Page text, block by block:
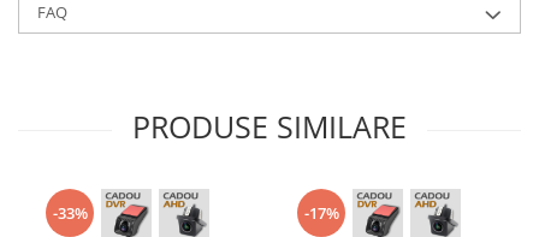
FAQ
PRODUSE SIMILARE
-33% -17%